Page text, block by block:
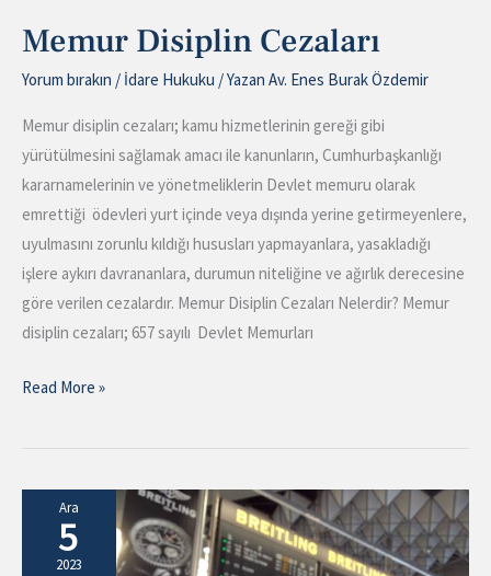
Memur Disiplin Cezaları
Yorum bırakın / İdare Hukuku / Yazan Av. Enes Burak Özdemir
Memur disiplin cezaları; kamu hizmetlerinin gereği gibi
yürütülmesini sağlamak amacı ile kanunların, Cumhurbaşkanlığı
kararnamelerinin ve yönetmeliklerin Devlet memuru olarak
emrettiği ödevleri yurt içinde veya dışında yerine getirmeyenlere,
uyulmasını zorunlu kıldığı hususları yapmayanlara, yasakladığı
işlere aykırı davrananlara, durumun niteliğine ve ağırlık derecesine
göre verilen cezalardır. Memur Disiplin Cezaları Nelerdir? Memur
disiplin cezaları; 657 sayılı Devlet Memurları
Read More »
Ara
5
2023
Pasaport
Tahdit
Kaldırma